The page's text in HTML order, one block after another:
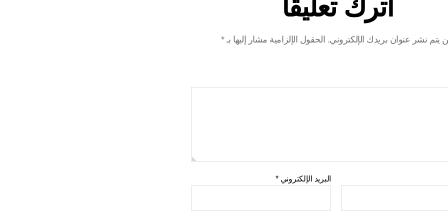
اترك تعليقاً
يتم نشر عنوان بريدك الإلكتروني. الحقول الإلزامية مشار إليها بـ*
البريد الإلكتروني*